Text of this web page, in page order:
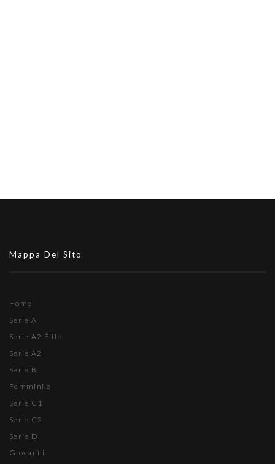
Mappa Del Sito
Home
Serie A
Serie A2 Élite
Serie A2
Serie B
Femminile
Serie C1
Serie C2
Serie D
Giovanili